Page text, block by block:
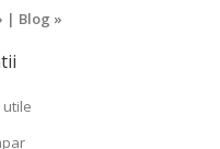
| Blog »